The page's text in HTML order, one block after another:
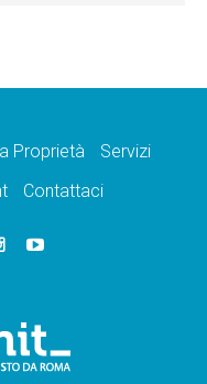
Proprietà
Servizi
Contattaci